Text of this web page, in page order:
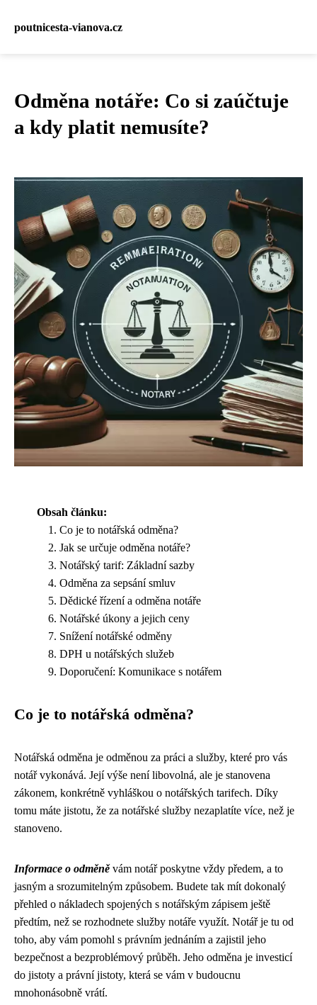
poutnicesta-vianova.cz
Odměna notáře: Co si zaúčtuje
a kdy platit nemusíte?
Obsah článku:
Co je to notářská odměna?
Jak se určuje odměna notáře?
Notářský tarif: Základní sazby
Odměna za sepsání smluv
Dědické řízení a odměna notáře
Notářské úkony a jejich ceny
Snížení notářské odměny
DPH u notářských služeb
Doporučení: Komunikace s notářem
Co je to notářská odměna?
Notářská odměna je odměnou za práci a služby, které pro vás
notář vykonává. Její výše není libovolná, ale je stanovena
zákonem, konkrétně vyhláškou o notářských tarifech. Díky
tomu máte jistotu, že za notářské služby nezaplatíte více, než je
stanoveno.
Informace o odměněvám notář poskytne vždy předem, a to
jasným a srozumitelným způsobem. Budete tak mít dokonalý
přehled o nákladech spojených s notářským zápisem ještě
předtím, než se rozhodnete služby notáře využít. Notář je tu od
toho, aby vám pomohl s právním jednáním a zajistil jeho
bezpečnost a bezproblémový průběh. Jeho odměna je investicí
do jistoty a právní jistoty, která se vám v budoucnu
mnohonásobně vrátí.